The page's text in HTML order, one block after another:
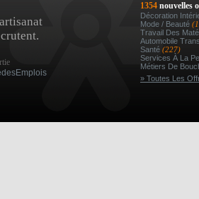
1354 nouvelles
Décoration
Mode / Beauté
Travail Des
Automobile
Santé (227)
Services À La
Métiers De
» Toutes Les